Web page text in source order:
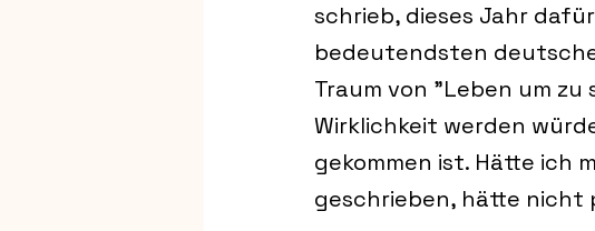
schrieb, dieses Jahr
bedeutendsten
Traum von "Leben um
Wirklichkeit werden
gekommen ist. Hätte ich
geschrieben, hätte nicht